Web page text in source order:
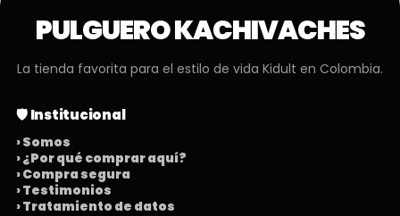
PULGUERO KACHIVACHES
La tienda favorita para el estilo de vida Kidult en Colombia.
🛡️ Institucional
› Somos
› ¿Por qué comprar aquí?
› Compra segura
› Testimonios
› Tratamiento de datos